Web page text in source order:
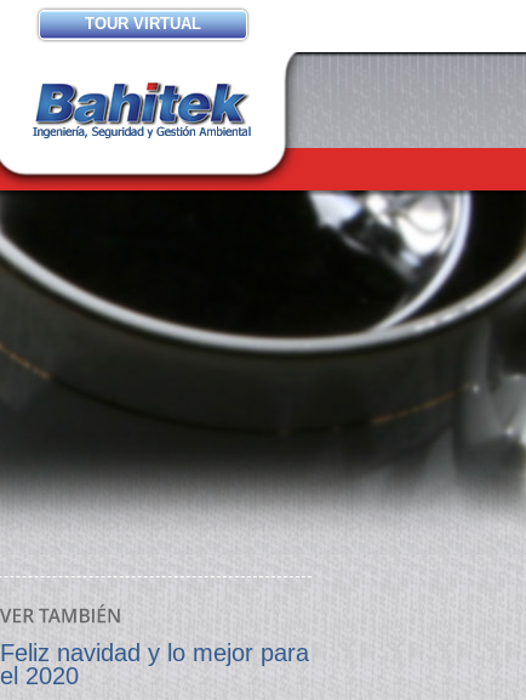
Feliz navidad y lo mejor para
el 2020
TOUR VIRTUAL